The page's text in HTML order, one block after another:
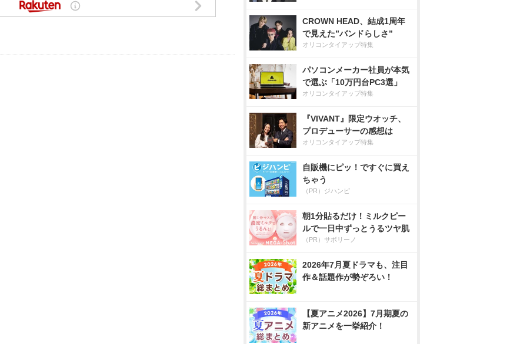
CROWN HEAD、結成1周年
で見えた”バンドらしさ”
オリコンタイアップ特集
パソコンメーカー社員が本気
で選ぶ「10万円台PC3選」
オリコンタイアップ特集
『VIVANT』限定ウオッチ、
プロデューサーの感想は
オリコンタイアップ特集
自販機にピッ！ですぐに買え
ちゃう
（PR）ジハンピ
朝1分貼るだけ！ミルクピー
ルで一日中ずっとうるツヤ肌
（PR）サボリーノ
2026年7月夏ドラマも、注目
作＆話題作が勢ぞろい！
【夏アニメ2026】7月期夏の
新アニメを一挙紹介！